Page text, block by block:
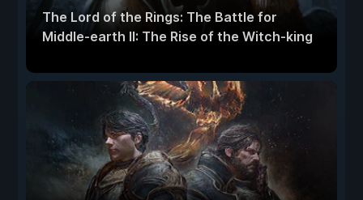
The Lord of the Rings: The Battle for
Middle-earth II: The Rise of the Witch-king